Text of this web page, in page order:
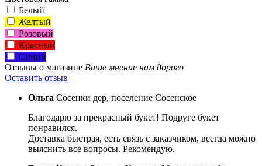
Белый
Желтый
Розовый
Красный
Синий
Отзывы о магазине Ваше мнение нам дорого
Оставить отзыв
Ольга Сосенки дер, поселение Сосенское
Благодарю за прекрасный букет! Подруге букет
понравился.
Доставка быстрая, есть связь с заказчиком, всегда можно
выяснить все вопросы. Рекомендую.